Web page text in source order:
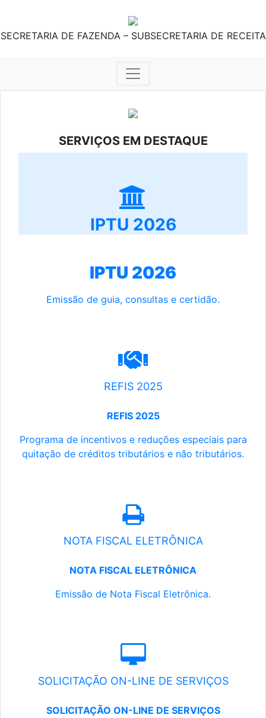
SECRETARIA DE FAZENDA – SUBSECRETARIA DE RECEITA
SERVIÇOS EM DESTAQUE
IPTU 2026
IPTU 2026
Emissão de guia, consultas e certidão.
REFIS 2025
REFIS 2025
Programa de incentivos e reduções especiais para
quitação de créditos tributários e não tributários.
NOTA FISCAL ELETRÔNICA
NOTA FISCAL ELETRÔNICA
Emissão de Nota Fiscal Eletrônica.
SOLICITAÇÃO ON-LINE DE SERVIÇOS
SOLICITAÇÃO ON-LINE DE SERVIÇOS